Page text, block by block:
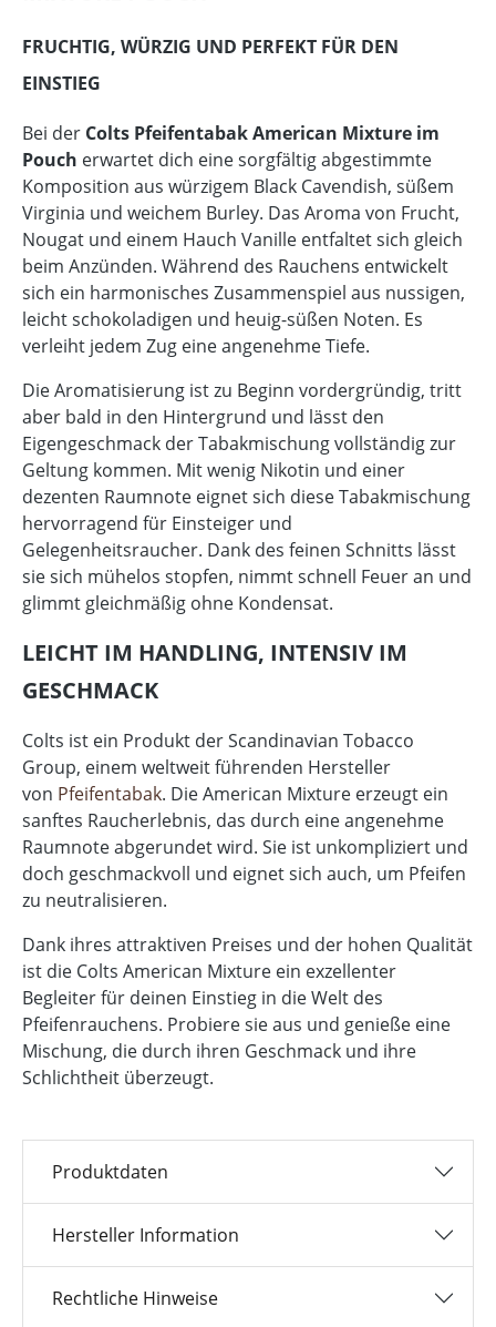
FRUCHTIG, WÜRZIG UND PERFEKT FÜR DEN
EINSTIEG
Bei der Colts Pfeifentabak American Mixture im
Pouch erwartet dich eine sorgfältig abgestimmte
Komposition aus würzigem Black Cavendish, süßem
Virginia und weichem Burley. Das Aroma von Frucht,
Nougat und einem Hauch Vanille entfaltet sich gleich
beim Anzünden. Während des Rauchens entwickelt
sich ein harmonisches Zusammenspiel aus nussigen,
leicht schokoladigen und heuig-süßen Noten. Es
verleiht jedem Zug eine angenehme Tiefe.
Die Aromatisierung ist zu Beginn vordergründig, tritt
aber bald in den Hintergrund und lässt den
Eigengeschmack der Tabakmischung vollständig zur
Geltung kommen. Mit wenig Nikotin und einer
dezenten Raumnote eignet sich diese Tabakmischung
hervorragend für Einsteiger und
Gelegenheitsraucher. Dank des feinen Schnitts lässt
sie sich mühelos stopfen, nimmt schnell Feuer an und
glimmt gleichmäßig ohne Kondensat.
LEICHT IM HANDLING, INTENSIV IM
GESCHMACK
Colts ist ein Produkt der Scandinavian Tobacco
Group, einem weltweit führenden Hersteller
von Pfeifentabak. Die American Mixture erzeugt ein
sanftes Raucherlebnis, das durch eine angenehme
Raumnote abgerundet wird. Sie ist unkompliziert und
doch geschmackvoll und eignet sich auch, um Pfeifen
zu neutralisieren.
Dank ihres attraktiven Preises und der hohen Qualität
ist die Colts American Mixture ein exzellenter
Begleiter für deinen Einstieg in die Welt des
Pfeifenrauchens. Probiere sie aus und genieße eine
Mischung, die durch ihren Geschmack und ihre
Schlichtheit überzeugt.
Produktdaten
Hersteller Information
Rechtliche Hinweise